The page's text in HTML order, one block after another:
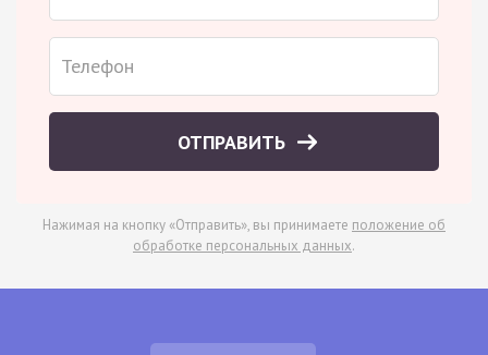
ОТПРАВИТЬ
Нажимая на кнопку «Отправить», вы принимаете положение об
обработке персональных данных.